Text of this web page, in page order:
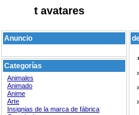
t avatares
Anuncio
Categorías
Animales
Animado
Anime
Arte
Insignias de la marca de fábrica